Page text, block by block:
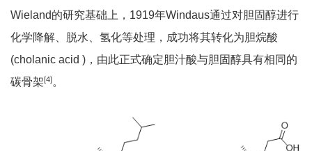
Wieland的研究基础上，1919年Windaus通过对胆固醇进行
化学降解、脱水、氢化等处理，成功将其转化为胆烷酸
(cholanic acid )，由此正式确定胆汁酸与胆固醇具有相同的
碳骨架[4]。